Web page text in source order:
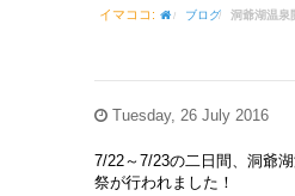
イマココ: ブログ 洞爺湖温泉
Tuesday, 26 July 2016
7/22～7/23の二日間、洞爺
祭が行われました！